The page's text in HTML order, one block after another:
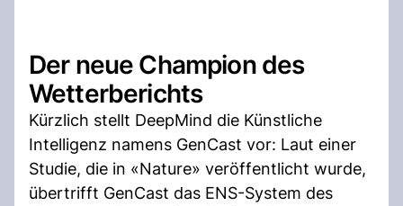
Der neue Champion des
Wetterberichts
Kürzlich stellt DeepMind die Künstliche
Intelligenz namens GenCast vor: Laut einer
Studie, die in «Nature» veröffentlicht wurde,
übertrifft GenCast das ENS-System des